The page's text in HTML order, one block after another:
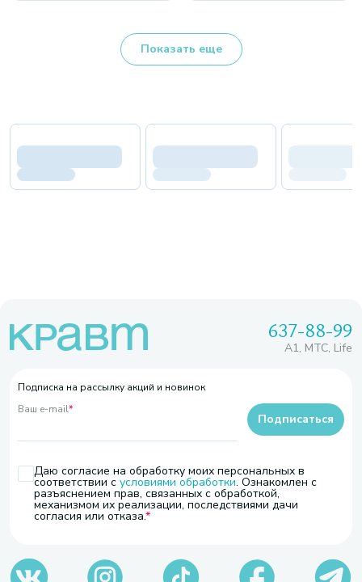
Показать еще
637-88-99
A1, МТС, Life
Подписка на рассылку акций и новинок
Ваш e-mail*
Даю согласие на обработку моих персональных в
соответствии с условиями обработки. Ознакомлен с
разъяснением прав, связанных с обработкой,
механизмом их реализации, последствиями дачи
согласия или отказа.
Подписаться